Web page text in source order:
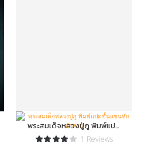
พระสมเด็จหลวงปู่ภู พิมพ์แปด
ชั้นแขนหักหักศอก
1 Reviews